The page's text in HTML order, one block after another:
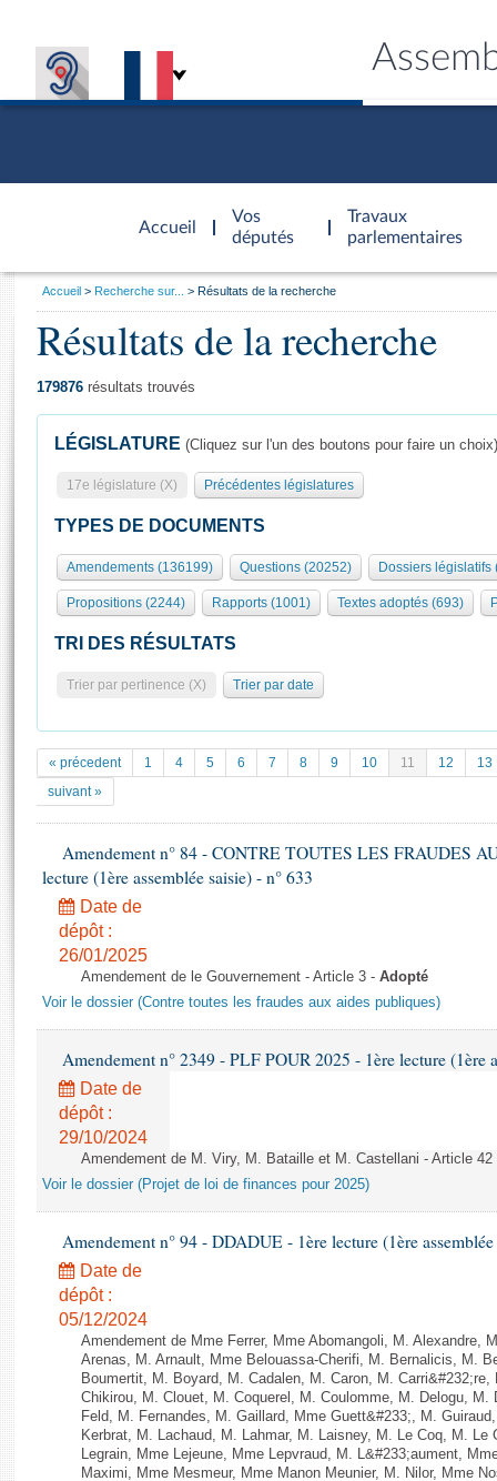
Accueil
d'accueil
Vos
députés
Travaux
parlementaires
Présidence
577 députés
Groupes politiques
Séance publique
Commissions et autres organes
Europe et International
Pétitions
Documents parlementaires
Projets de loi
Propositions de loi
Amendements
Textes adoptés
Rapports d'information
Rapports d'enquête
Rapports sur l'application des lois
Baromètre de l’application des lois
Dossiers législatifs
Général
Rôle et pouvoirs de l'Assemblée
Organisation de l'Assemblée
Présidence Conférence des Présidents Bureau Collège des
Statistiques et chiffres clés
Documents de référence
( Constitution | Règlement de l'Assemblée ... )
Histoire
Juniors
Anciennes législatures
Liens vers les sites publics
Visiter l'Assemblée
Visite virtuelle du palais Bourbon
Assister à une séance
La Bibliothèque
Les archives
Photos libres de droit
Vous
Accueil Recherche sur... Résultats de la recherche
Résultats de la recherche
179876 résultats trouvés
LÉGISLATURE (Cliquez sur l'un des boutons pour faire un choix)
17e législature (X) Précédentes législatures
TYPES DE DOCUMENTS
Amendements (136199) Questions (20252) Dossiers législatifs
Propositions (2244) Rapports (1001) Textes adoptés (693)
TRI DES RÉSULTATS
Trier par pertinence (X) Trier par date
« précedent 1 4 5 6 7 8 9 10 11 12
13
suivant »
Amendement n° 84 - CONTRE TOUTES LES FRAUDES
lecture (1ère assemblée saisie) - n° 633
Date de
dépôt :
26/01/2025
Amendement de le Gouvernement - Article 3 - Adopté
Voir le dossier (Contre toutes les fraudes aux aides publiques)
Amendement n° 2349 - PLF POUR 2025 - 1ère lecture (1ère
Date de
dépôt :
29/10/2024
Amendement de M. Viry, M. Bataille et M. Castellani - Article
Voir le dossier (Projet de loi de finances pour 2025)
Amendement n° 94 - DDADUE - 1ère lecture (1ère
Date de
dépôt :
05/12/2024
Amendement de Mme Ferrer, Mme Abomangoli, M. Alexandre,
Arenas, M. Arnault, Mme Belouassa-Cherifi, M. Bernalicis, M.
Boumertit, M. Boyard, M. Cadalen, M. Caron, M.
Chikirou, M. Clouet, M. Coquerel, M. Coulomme, M. Delogu, M.
Feld, M. Fernandes, M. Gaillard, Mme Guett&#233;, M.
Kerbrat, M. Lachaud, M. Lahmar, M. Laisney, M. Le Coq, M. Le
Legrain, Mme Lejeune, Mme Lepvraud, M. L&#233;aument,
Maximi, Mme Mesmeur, Mme Manon Meunier, M. Nilor, Mme